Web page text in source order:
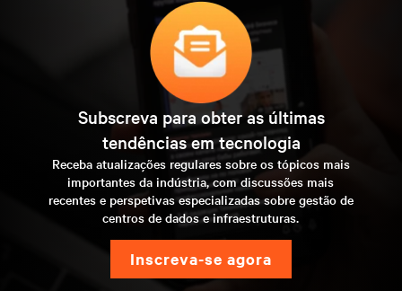
Subscreva para obter as últimas
tendências em tecnologia
Receba atualizações regulares sobre os tópicos mais
importantes da indústria, com discussões mais
recentes e perspetivas especializadas sobre gestão de
centros de dados e infraestruturas.
inscreva-se agora